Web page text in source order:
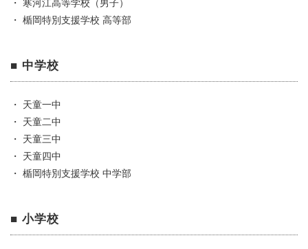
・ 楯岡特別支援学校 高等部
■ 中学校
・ 天童一中
・ 天童二中
・ 天童三中
・ 天童四中
・ 楯岡特別支援学校 中学部
■ 小学校